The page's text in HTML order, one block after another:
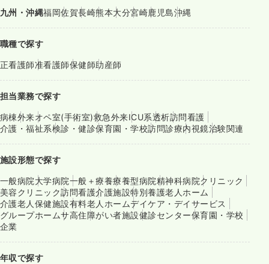
九州・沖縄福岡佐賀長崎熊本大分宮崎鹿児島沖縄
職種で探す
正看護師准看護師保健師助産師
担当業務で探す
病棟外来オペ室(手術室)救急外来ICU系透析訪問看護
介護・福祉系検診・健診保育園・学校訪問診療内視鏡治験関連
施設形態で探す
一般病院大学病院一般＋療養療養型病院精神科病院クリニック
美容クリニック訪問看護介護施設特別養護老人ホーム
介護老人保健施設有料老人ホームデイケア・デイサービス
グループホームサ高住障がい者施設健診センター保育園・学校
企業
年収で探す